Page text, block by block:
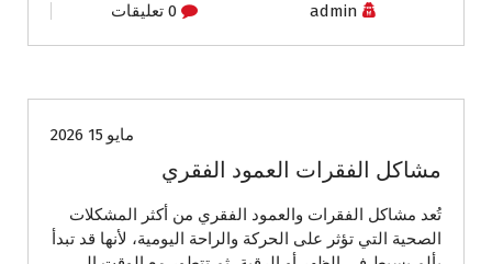
admin 0 تعليقات
مايو 15 2026
مشاكل الفقرات العمود الفقري
تُعد مشاكل الفقرات والعمود الفقري من أكثر المشكلات
الصحية التي تؤثر على الحركة والراحة اليومية، لأنها قد تبدأ